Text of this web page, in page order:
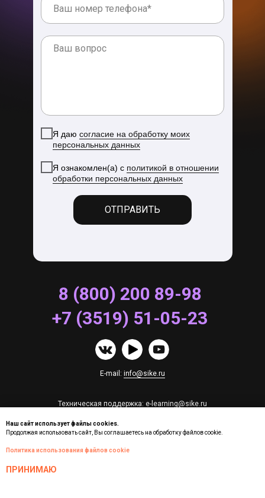
Наш сайт использует файлы cookies.
Продолжая использовать сайт, Вы соглашаетесь на обработку файлов cookie.
Политика использования файлов cookie
ПРИНИМАЮ
Я даю согласие на обработку моих
персональных данных
Я ознакомлен(а) с политикой в отношении
обработки персональных данных
ОТПРАВИТЬ
8 (800) 200 89-98
+7 (3519) 51-05-23
E-mail: info@sike.ru
г. Тюмень, ул. Авторемонтная, д. 18, стр. 1, оф. 305
Техническая поддержка: e-learning@sike.ru